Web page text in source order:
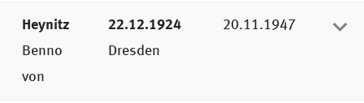
Heynitz
Benno
von
22.12.1924
Dresden
20.11.1947